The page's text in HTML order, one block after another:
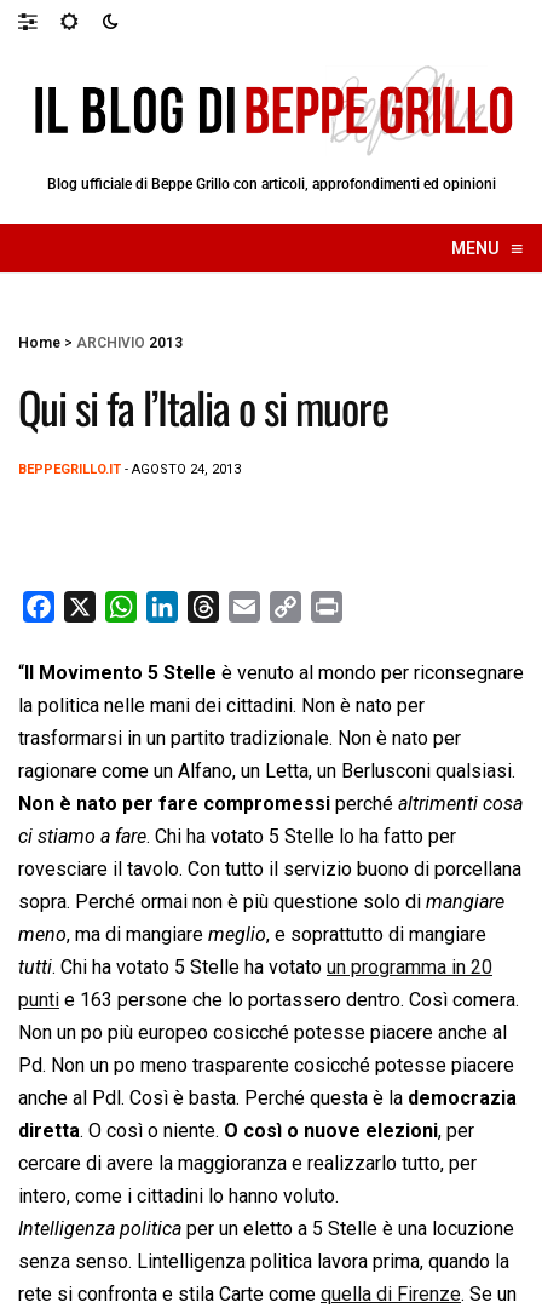
Blog ufficiale di Beppe Grillo con articoli, approfondimenti ed opinioni
MENU ≡
☰
Home > ARCHIVIO 2013
Qui si fa l’Italia o si muore
BEPPEGRILLO.IT - AGOSTO 24, 2013
c
e
b
o
o
k
W
a
t
s
A
p
p
n
k
e
d
I
n
r
e
a
d
s
a
i
l
p
y
L
i
n
k
i
n
t
“ Il Movimento 5 Stelle è venuto al mondo per riconsegnare
la politica nelle mani dei cittadini. Non è nato per
trasformarsi in un partito tradizionale. Non è nato per
ragionare come un Alfano, un Letta, un Berlusconi qualsiasi.
Non è nato per fare compromessi perché  altrimenti cosa
ci stiamo a fare. Chi ha votato 5 Stelle lo ha fatto per
rovesciare il tavolo. Con tutto il servizio buono di porcellana
sopra. Perché ormai non è più questione solo di  mangiare
meno, ma di mangiare  meglio, e soprattutto di mangiare
tutti. Chi ha votato 5 Stelle ha votato un programma in 20
punti e 163 persone che lo portassero dentro. Così comera.
Non un po più europeo cosicché potesse piacere anche al
Pd. Non un po meno trasparente cosicché potesse piacere
anche al Pdl. Così è basta. Perché questa è la democrazia
diretta. O così o niente. O così o nuove elezioni, per
cercare di avere la maggioranza e realizzarlo tutto, per
intero, come i cittadini lo hanno voluto.
Intelligenza politica  per un eletto a 5 Stelle è una locuzione
senza senso. Lintelligenza politica lavora prima, quando la
rete si confronta e stila Carte come quella di Firenze. Se un